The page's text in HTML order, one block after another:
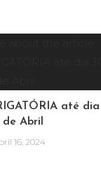
até dia
de Abril
16, 2024